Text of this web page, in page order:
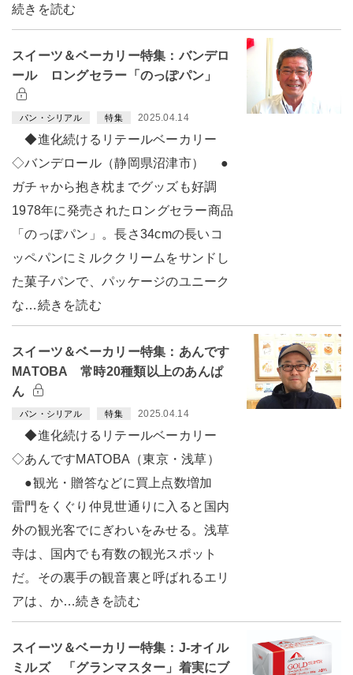
続きを読む
スイーツ＆ベーカリー特集：バンデロ
ール ロングセラー「のっぽパン」
パン・シリアル 特集 2025.04.14
◆進化続けるリテールベーカリー
◇バンデロール（静岡県沼津市） ●
ガチャから抱き枕までグッズも好調
1978年に発売されたロングセラー商品
「のっぽパン」。長さ34cmの長いコ
ッペパンにミルククリームをサンドし
た菓子パンで、パッケージのユニーク
な…続きを読む
スイーツ＆ベーカリー特集：あんです
MATOBA 常時20種類以上のあんぱ
ん
パン・シリアル 特集 2025.04.14
◆進化続けるリテールベーカリー
◇あんですMATOBA（東京・浅草）
●観光・贈答などに買上点数増加
雷門をくぐり仲見世通りに入ると国内
外の観光客でにぎわいをみせる。浅草
寺は、国内でも有数の観光スポット
だ。その裏手の観音裏と呼ばれるエリ
アは、か…続きを読む
スイーツ＆ベーカリー特集：J-オイル
ミルズ 「グランマスター」着実にブ